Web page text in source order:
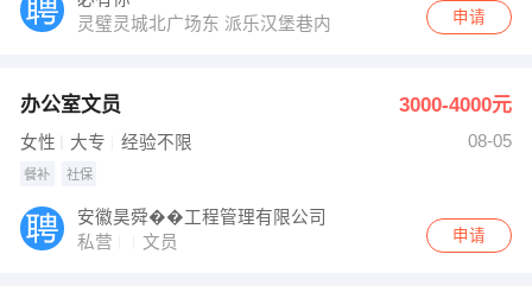
灵璧灵城北广场东 派乐汉堡巷内【必有你】灵璧县工作室
申请
办公室文员 3000-4000元
女性 大专 经验不限 08-05
餐补 社保
安徽昊舜��工程管理有限公司
私营
文员 申请